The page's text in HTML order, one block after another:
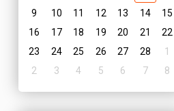
9
10 11 12 13 14
15
16
17 18 19 20 21
22
23
24 25 26 27 28
1
2
3 4 5 6 7 8